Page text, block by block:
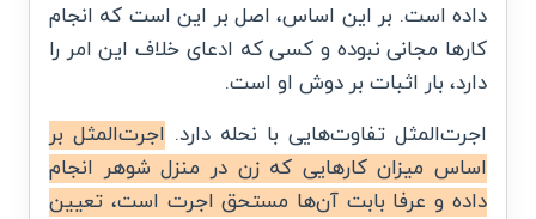
داده است. بر این اساس، اصل بر این است که انجام
کارها مجانی نبوده و کسی که ادعای خلاف این امر را
دارد، بار اثبات بر دوش او است.
اجرت‌المثل تفاوت‌هایی با نحله دارد. اجرت‌المثل بر
اساس میزان کارهایی که زن در منزل شوهر انجام
داده و عرفا بابت آن‌ها مستحق اجرت است، تعیین